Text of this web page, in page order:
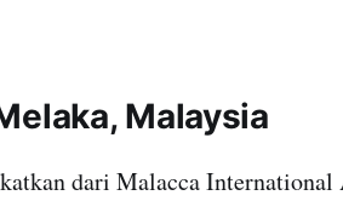
Malaysia
dari Malacca